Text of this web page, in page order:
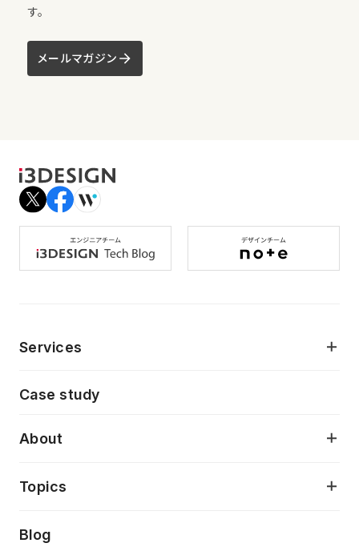
す。
メールマガジン
Services
AI駆動開発支援
モダナイゼーション
Case study
About
当社が目指しているもの
Topics
Press release
Blog